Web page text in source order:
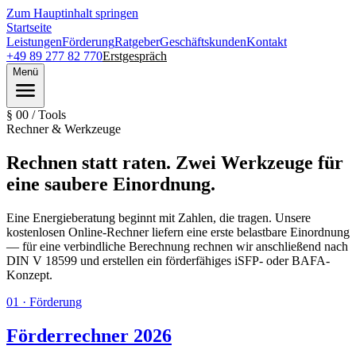
Zum Hauptinhalt springen
Startseite
LeistungenFörderungRatgeberGeschäftskundenKontakt
+49 89 277 82 770Erstgespräch
Menü
§ 00 / Tools
Rechner & Werkzeuge
Rechnen statt raten. Zwei Werkzeuge für
eine saubere Einordnung.
Eine Energieberatung beginnt mit Zahlen, die tragen. Unsere
kostenlosen Online-Rechner liefern eine erste belastbare Einordnung
— für eine verbindliche Berechnung rechnen wir anschließend nach
DIN V 18599 und erstellen ein förderfähiges iSFP- oder BAFA-
Konzept.
01 · Förderung
Förderrechner 2026